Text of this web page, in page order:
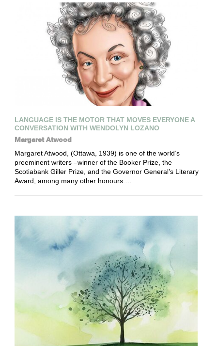
LANGUAGE IS THE MOTOR THAT MOVES EVERYONE A
CONVERSATION WITH WENDOLYN LOZANO
Margaret Atwood
Margaret Atwood, (Ottawa, 1939) is one of the world’s
preeminent writers –winner of the Booker Prize, the
Scotiabank Giller Prize, and the Governor General’s Literary
Award, among many other honours.…